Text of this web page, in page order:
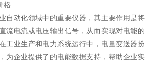
格
自动化领域中的重要仪器，其主要作用是将
流电流或电压输出信号，从而实现对电能的
工业生产和电力系统运行中，电量变送器扮
为企业提供了的电能数据支持，帮助企业实